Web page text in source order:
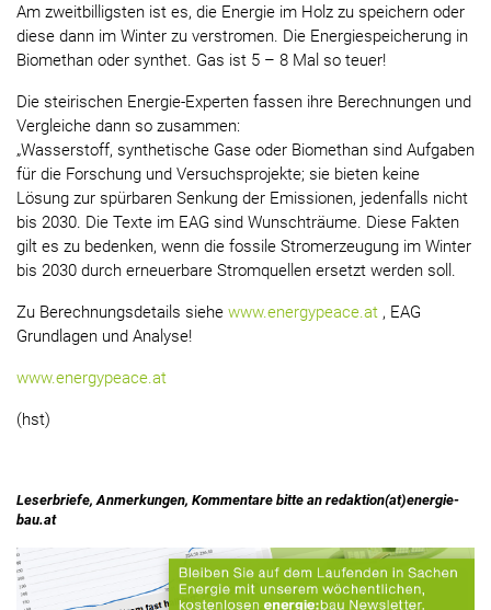
Am zweitbilligsten ist es, die Energie im Holz zu speichern oder
diese dann im Winter zu verstromen. Die Energiespeicherung in
Biomethan oder synthet. Gas ist 5 – 8 Mal so teuer!
Die steirischen Energie-Experten fassen ihre Berechnungen und
Vergleiche dann so zusammen:
„Wasserstoff, synthetische Gase oder Biomethan sind Aufgaben
für die Forschung und Versuchsprojekte; sie bieten keine
Lösung zur spürbaren Senkung der Emissionen, jedenfalls nicht
bis 2030. Die Texte im EAG sind Wunschträume. Diese Fakten
gilt es zu bedenken, wenn die fossile Stromerzeugung im Winter
bis 2030 durch erneuerbare Stromquellen ersetzt werden soll.
Zu Berechnungsdetails siehe www.energypeace.at , EAG
Grundlagen und Analyse!
www.energypeace.at
(hst)
Leserbriefe, Anmerkungen, Kommentare bitte an redaktion(at)energie-
bau.at